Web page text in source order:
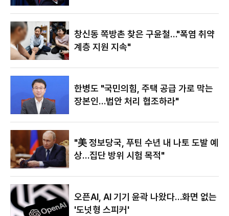
창신동 쪽방촌 찾은 구윤철…"폭염 취약
계층 지원 지속"
한병도 "국민의힘, 주택 공급 가로 막는
장본인…법안 처리 협조하라"
"美 정보당국, 푸틴 수년 내 나토 도발 예
상…집단 방위 시험 목적"
오픈AI, AI 기기 윤곽 나왔다…화면 없는
'도넛형 스피커'